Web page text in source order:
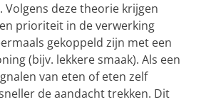
Volgens deze theorie krijgen
prioriteit in de verwerking
gekoppeld zijn met een
(bijv. lekkere smaak). Als een
van eten of eten zelf
de aandacht trekken. Dit